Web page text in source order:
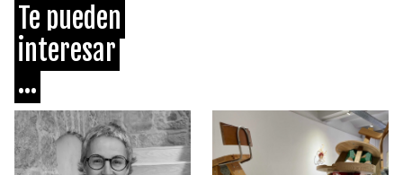
Te pueden
interesar
...